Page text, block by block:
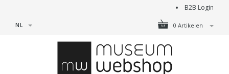
B2B Login
0 Artikelen
NL